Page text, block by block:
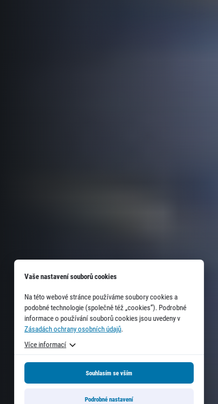
Vaše nastavení souborů cookies
Na této webové stránce používáme soubory cookies a
podobné technologie (společně též „cookies“). Podrobné
informace o používání souborů cookies jsou uvedeny v
Zásadách ochrany osobních údajů.
Více informací
Souhlasím se vším
Podrobné nastavení